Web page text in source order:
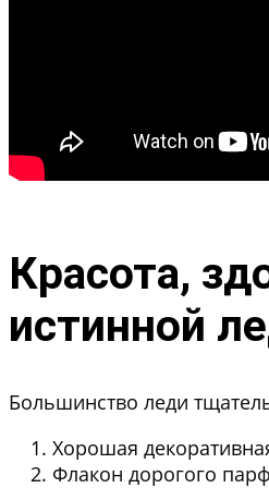
Красота,
истинной
Большинство леди
Хорошая
Флакон дорогого